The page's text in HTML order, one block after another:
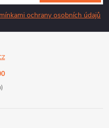
ochrany osobních údajů